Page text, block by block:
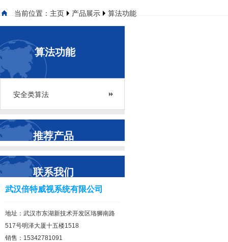
当前位置： 主页 产品展示 算法功能
算法功能
安全类算法
推荐产品
联系我们
武汉倍特威视系统有限公司
地址：武汉市东湖新技术开发区珞狮南路
517号明泽大厦十五楼1518
销售：15342781091